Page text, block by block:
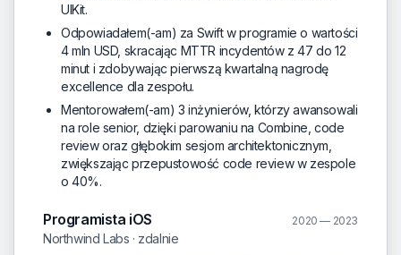
UIKit.
Odpowiadałem(-am) za Swift w programie o wartości
4 mln USD, skracając MTTR incydentów z 47 do 12
minut i zdobywając pierwszą kwartalną nagrodę
excellence dla zespołu.
Mentorowałem(-am) 3 inżynierów, którzy awansowali
na role senior, dzięki parowaniu na Combine, code
review oraz głębokim sesjom architektonicznym,
zwiększając przepustowość code review w zespole
o 40%.
Programista iOS 2020 — 2023
Northwind Labs · zdalnie